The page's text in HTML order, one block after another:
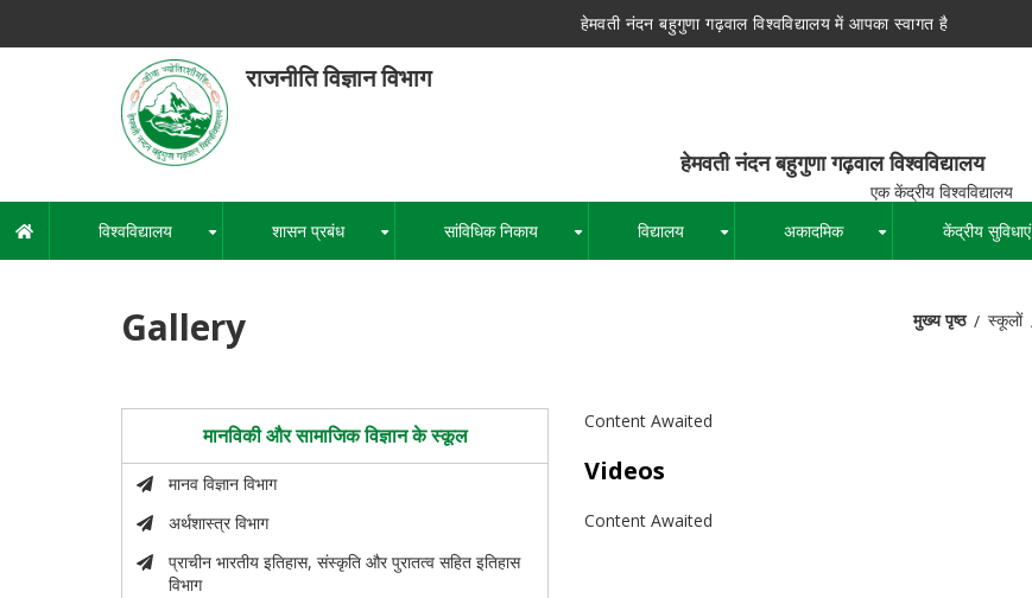
हेमवती नंदन बहुगुणा गढ़वाल विश्वविद्यालय में आपका स्वागत है
राजनीति विज्ञान विभाग
हेमवती नंदन बहुगुणा गढ़वाल विश्वविद्यालय
एक केंद्रीय विश्वविद्यालय
मुख्य
नेविगेशन
विश्वविद्यालय शासन प्रबंध सांविधिक निकाय विद्यालय अकादमिक केंद्रीय सुविधाएं
Gallery मुख्य पृष्ठ स्कूलों
मानविकी और सामाजिक विज्ञान के स्कूल
मानव विज्ञान विभाग
अर्थशास्त्र विभाग
प्राचीन भारतीय इतिहास, संस्कृति और पुरातत्व सहित इतिहास
विभाग
Content Awaited
Videos
Content Awaited